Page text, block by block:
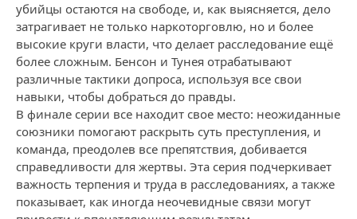
убийцы остаются на свободе, и, как выясняется, дело
затрагивает не только наркоторговлю, но и более
высокие круги власти, что делает расследование ещё
более сложным. Бенсон и Тунея отрабатывают
различные тактики допроса, используя все свои
навыки, чтобы добраться до правды.
В финале серии все находит свое место: неожиданные
союзники помогают раскрыть суть преступления, и
команда, преодолев все препятствия, добивается
справедливости для жертвы. Эта серия подчеркивает
важность терпения и труда в расследованиях, а также
показывает, как иногда неочевидные связи могут